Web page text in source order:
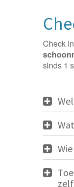
Check
sinds 1